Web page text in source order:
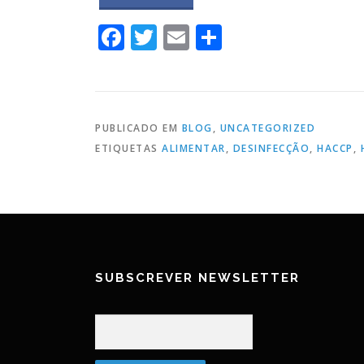
Facebook
Twitter
Email
PUBLICADO EM BLOG, UNCATEGORIZED
ETIQUETAS ALIMENTAR, DESINFECÇÃO, HACCP ,
SUBSCREVER NEWSLETTER